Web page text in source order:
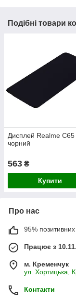
Подібні товари
Дисплей Realme C65
чорний
563 ₴
Купити
Про нас
95% позитивних
Працює з
м. Кременчук
ул. Хортицька,
Контакти